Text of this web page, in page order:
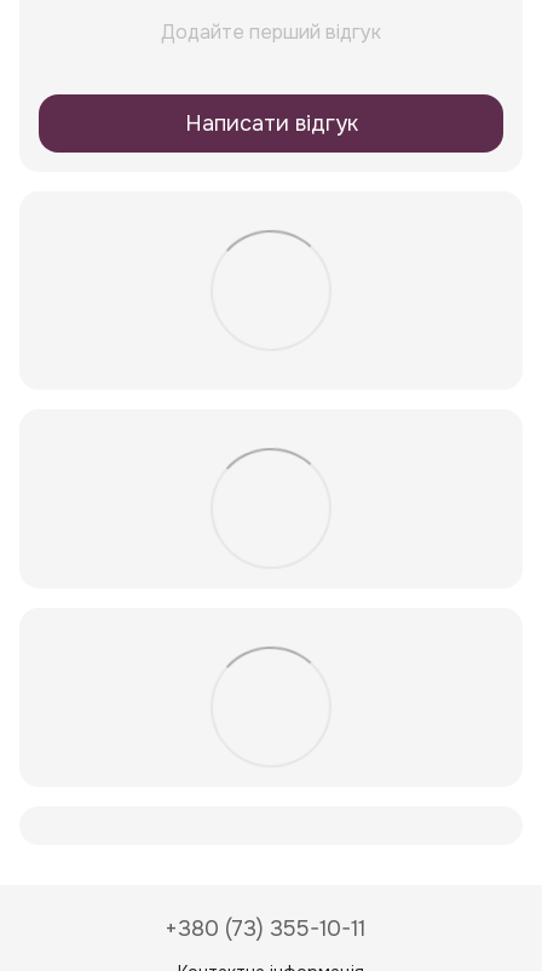
Додайте перший відгук
Написати відгук
+380 (73) 355-10-11